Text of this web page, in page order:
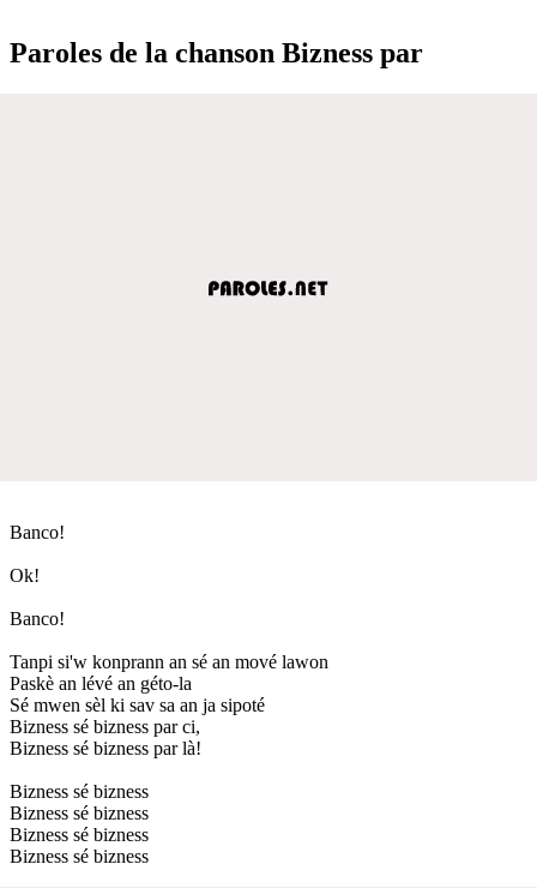
Paroles de la chanson Bizness par
Banco!
Ok!
Banco!
Tanpi si'w konprann an sé an mové lawon
Paskè an lévé an géto-la
Sé mwen sèl ki sav sa an ja sipoté
Bizness sé bizness par ci,
Bizness sé bizness par là!
Bizness sé bizness
Bizness sé bizness
Bizness sé bizness
Bizness sé bizness